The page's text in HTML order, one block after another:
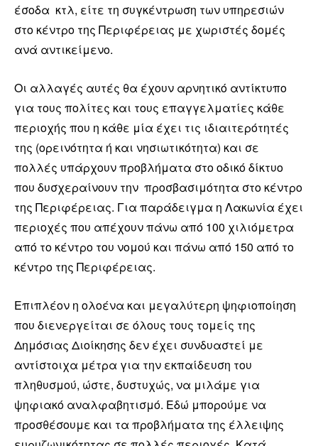
έσοδα κτλ, είτε τη συγκέντρωση των υπηρεσιών
στο κέντρο της Περιφέρειας με χωριστές δομές
ανά αντικείμενο.
Οι αλλαγές αυτές θα έχουν αρνητικό αντίκτυπο
για τους πολίτες και τους επαγγελματίες κάθε
περιοχής που η κάθε μία έχει τις ιδιαιτερότητές
της (ορεινότητα ή και νησιωτικότητα) και σε
πολλές υπάρχουν προβλήματα στο οδικό δίκτυο
που δυσχεραίνουν την προσβασιμότητα στο κέντρο
της Περιφέρειας. Για παράδειγμα η Λακωνία έχει
περιοχές που απέχουν πάνω από 100 χιλιόμετρα
από το κέντρο του νομού και πάνω από 150 από το
κέντρο της Περιφέρειας.
Επιπλέον η ολοένα και μεγαλύτερη ψηφιοποίηση
που διενεργείται σε όλους τους τομείς της
Δημόσιας Διοίκησης δεν έχει συνδυαστεί με
αντίστοιχα μέτρα για την εκπαίδευση του
πληθυσμού, ώστε, δυστυχώς, να μιλάμε για
ψηφιακό αναλφαβητισμό. Εδώ μπορούμε να
προσθέσουμε και τα προβλήματα της έλλειψης